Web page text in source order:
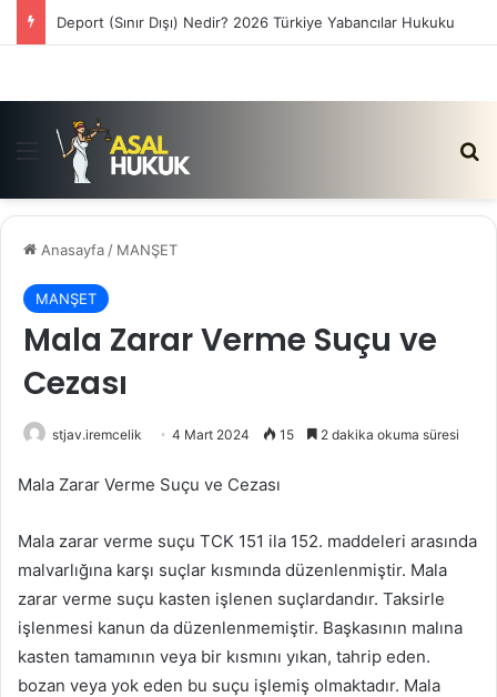
Deport (Sınır Dışı) Nedir? 2026 Türkiye Yabancılar Hukuku
Menü
Anasayfa / MANŞET
MANŞET
Mala Zarar Verme Suçu ve
Cezası
stjav.iremcelik 4 Mart 2024 15 2 dakika okuma süresi
Mala Zarar Verme Suçu ve Cezası
Mala zarar verme suçu TCK 151 ila 152. maddeleri arasında
malvarlığına karşı suçlar kısmında düzenlenmiştir. Mala
zarar verme suçu kasten işlenen suçlardandır. Taksirle
işlenmesi kanun da düzenlenmemiştir. Başkasının malına
kasten tamamının veya bir kısmını yıkan, tahrip eden.
bozan veya yok eden bu suçu işlemiş olmaktadır. Mala